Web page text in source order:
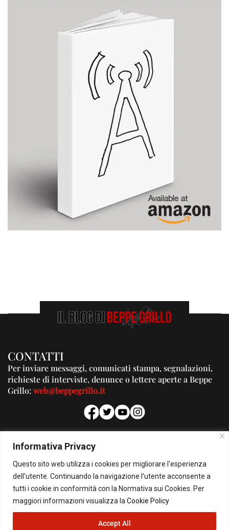
Informativa Privacy
Questo sito web utilizza i cookies per migliorare l'esperienza
dell'utente. Continuando la navigazione l'utente acconsente a
tutti i cookie in conformità con la Normativa sui Cookies. Per
maggiori informazioni visualizza la Cookie Policy
Accept All
CONTATTI
Per inviare messaggi, comunicati stampa, segnalazioni,
richieste di interviste, denunce o lettere aperte a Beppe
Grillo:web@beppegrillo.it
PUBBLICITA'
Per la tua pubblicità su questo Blog:
pubblicita@beppegrillo.it
© Copyright 2026 - Il Blog di Beppe Grillo. All Rights Reserved - Powered by